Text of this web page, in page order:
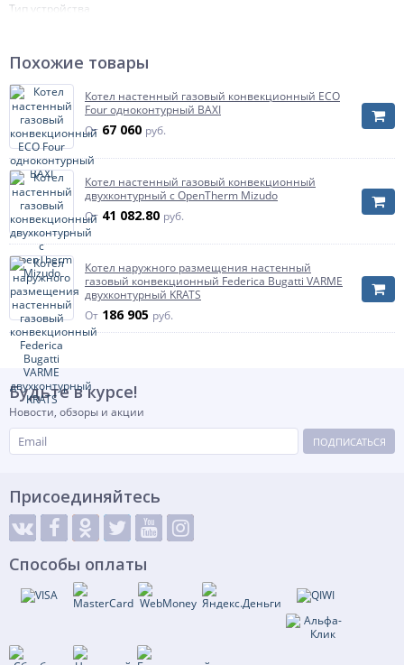
Тип устройства
газовый котел, работа которого основана на
принципе конденсации.Они имеют
повышенный КПД, по сравнению с
конвекционными(традиционными).
Масса нетто
Страна происхождения
Италия
Камера сгорания
закрытая
Модель
LUNA Platinum+ 24
Артикул
7219692
Полезная мощность в режиме отопления max
20 кВт
Отвод продуктов сгорания
принудительная
Похожие товары
Котел настенный газовый конвекционный ECO
Four одноконтурный BAXI
От 67 060 руб.
Котел настенный газовый конвекционный
двухконтурный с OpenTherm Mizudo
От 41 082.80 руб.
Котел наружного размещения настенный
газовый конвекционный Federica Bugatti VARME
двухконтурный KRATS
От 186 905 руб.
Будьте в курсе!
Новости, обзоры и акции
ПОДПИСАТЬСЯ
Присоединяйтесь
Способы оплаты